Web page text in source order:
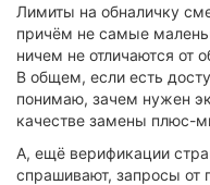
Лимиты на обналичку
причём не самые
ничем не отличаются от
В общем, если есть
понимаю, зачем нужен
качестве замены плюс-
А, ещё верификации
спрашивают, запросы от